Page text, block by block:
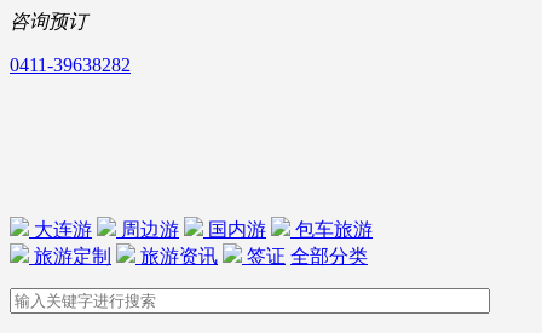
咨询预订
0411-39638282
大连游 周边游 国内游
包车旅游
旅游定制
旅游资讯 签证 全部分类